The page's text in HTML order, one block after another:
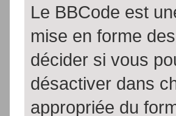
Le BBCode est
mise en forme
décider si vous
désactiver dans
appropriée du